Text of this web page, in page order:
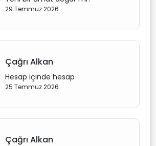
29 Temmuz 2026
Çağrı Alkan
Hesap içinde hesap
25 Temmuz 2026
Çağrı Alkan